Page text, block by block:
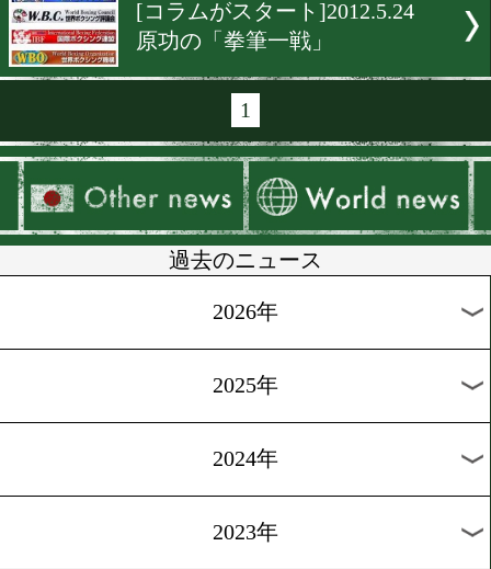
[コラム]2014.3.10
ボクサーの確定申告
[スペシャルコラム
現役最強を決める戦い
[原功コラム]2012.6.18
4団体認定に一言
[原功コラム]2012.5.31
IBF誕生
[コラムがスタート
原功の「拳筆一戦」